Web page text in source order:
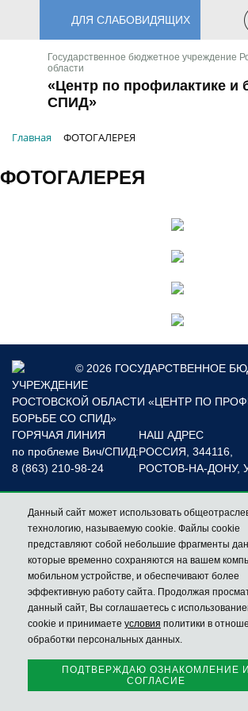
ДЛЯ СЛАБОВИДЯЩИХ
Государственное бюджетное учреждение
области
«Центр по профилактике и
СПИД»
Главная ФОТОГАЛЕРЕЯ
ФОТОГАЛЕРЕЯ
© 2026 ГОСУДАРСТВЕННОЕ
УЧРЕЖДЕНИЕ
РОСТОВСКОЙ ОБЛАСТИ «ЦЕНТР ПО
БОРЬБЕ СО СПИД»
ГОРЯЧАЯ ЛИНИЯ
по проблеме Вич/СПИД:
8 (863) 210-98-24
+7(863)218-55-37
+7(863)210-98-23
НАШ АДРЕС
РОССИЯ, 344116,
РОСТОВ-НА-ДОНУ,
Данный сайт может использовать
технологию, называемую cookie. Файлы cookie
представляют собой небольшие фрагменты
которые временно сохраняются на вашем компьютере или
мобильном устройстве, и обеспечивают более
эффективную работу сайта. Продолжая просматривать
данный сайт, Вы соглашаетесь с
cookie и принимаете условия политики в
обработки персональных данных.
ПОДТВЕРЖДАЮ ОЗНАКОМЛЕНИЕ И
СОГЛАСИЕ